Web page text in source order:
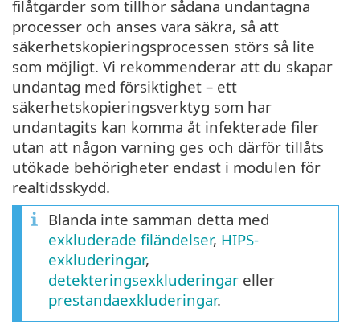
filåtgärder som tillhör sådana undantagna
processer och anses vara säkra, så att
säkerhetskopieringsprocessen störs så lite
som möjligt. Vi rekommenderar att du skapar
undantag med försiktighet – ett
säkerhetskopieringsverktyg som har
undantagits kan komma åt infekterade filer
utan att någon varning ges och därför tillåts
utökade behörigheter endast i modulen för
realtidsskydd.
Blanda inte samman detta med
exkluderade filändelser, HIPS-
exkluderingar,
detekteringsexkluderingar eller
prestandaexkluderingar.